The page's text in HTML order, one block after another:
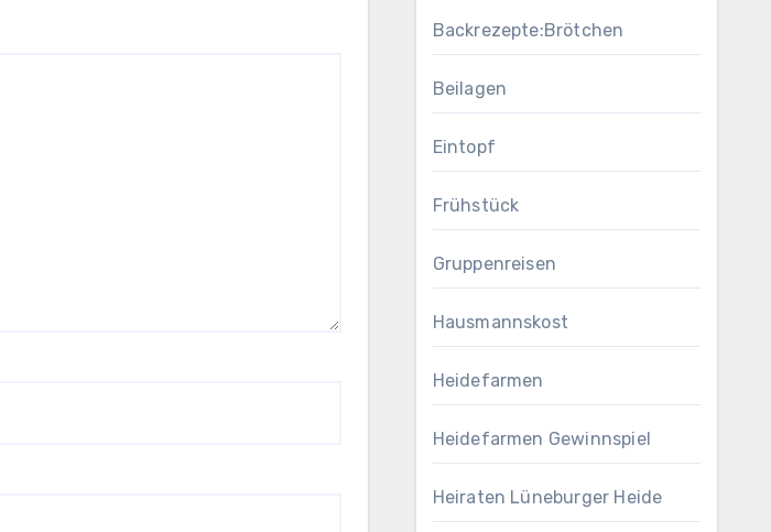
Backrezepte:Brötchen
Beilagen
Eintopf
Frühstück
Gruppenreisen
Hausmannskost
Heidefarmen
Heidefarmen Gewinnspiel
Heiraten Lüneburger Heide